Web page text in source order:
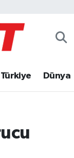
Türkiye Dünya